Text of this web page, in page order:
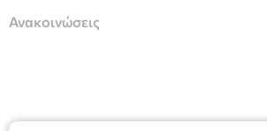
Ανακοινώσεις